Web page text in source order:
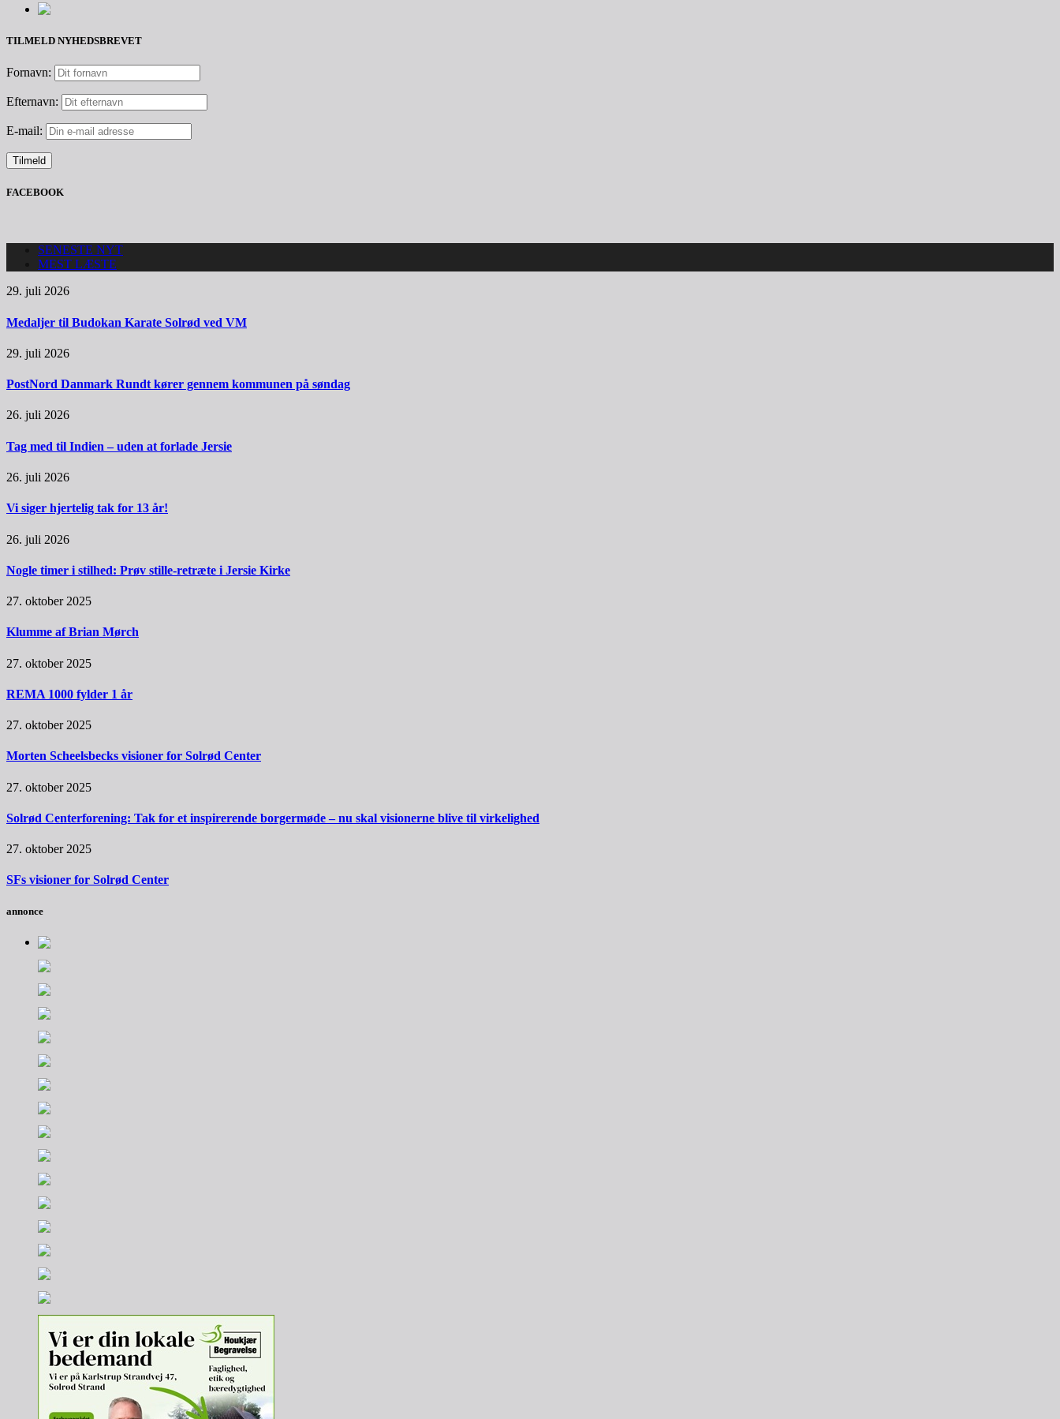
TILMELD NYHEDSBREVET
Fornavn:
Efternavn:
E-mail:
FACEBOOK
SENESTE NYT
MEST LÆSTE
29. juli 2026
Medaljer til Budokan Karate Solrød ved VM
29. juli 2026
PostNord Danmark Rundt kører gennem kommunen på søndag
26. juli 2026
Tag med til Indien – uden at forlade Jersie
26. juli 2026
Vi siger hjertelig tak for 13 år!
26. juli 2026
Nogle timer i stilhed: Prøv stille-retræte i Jersie Kirke
27. oktober 2025
Klumme af Brian Mørch
27. oktober 2025
REMA 1000 fylder 1 år
27. oktober 2025
Morten Scheelsbecks visioner for Solrød Center
27. oktober 2025
Solrød Centerforening: Tak for et inspirerende borgermøde – nu skal visionerne blive til virkelighed
27. oktober 2025
SFs visioner for Solrød Center
annonce